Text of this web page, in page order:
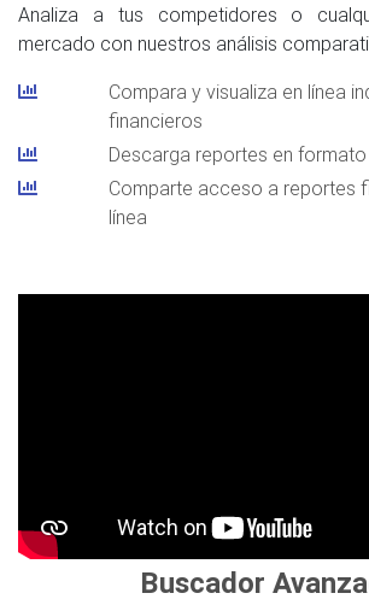
Analiza a tus competidores o
mercado con nuestros análisis
Compara y visualiza en línea
financieros
Descarga reportes en formato
Comparte acceso a reportes
línea
Buscador